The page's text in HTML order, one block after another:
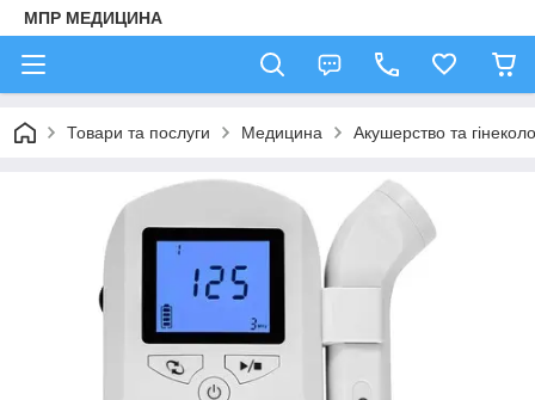
МПР МЕДИЦИНА
Товари та послуги Медицина Акушерство та